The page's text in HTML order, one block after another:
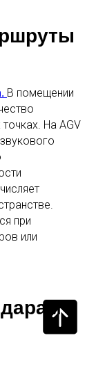
В помещении
На AGV
при
или